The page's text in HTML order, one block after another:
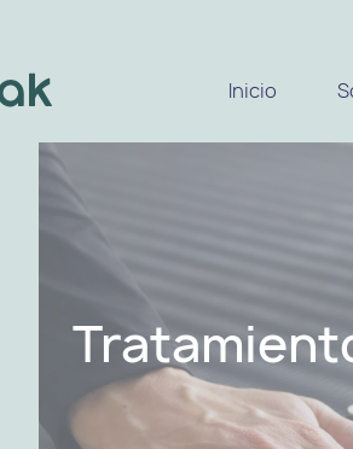
Inicio